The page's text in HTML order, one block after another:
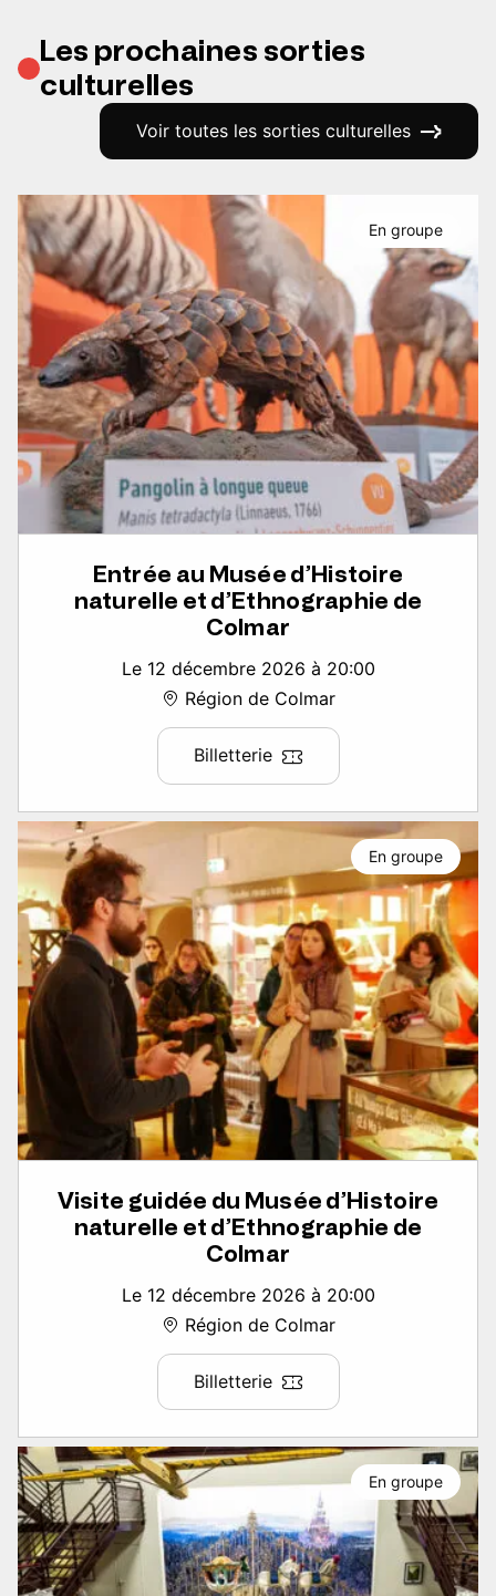
Les prochaines sorties
culturelles
Voir toutes les sorties culturelles
Entrée au Musée d’Histoire
naturelle et d’Ethnographie de
Colmar
Le 12 décembre 2026 à 20:00
Région de Colmar
Billetterie
En groupe
Visite guidée du Musée d’Histoire
naturelle et d’Ethnographie de
Colmar
Le 12 décembre 2026 à 20:00
Région de Colmar
Billetterie
En groupe
En groupe